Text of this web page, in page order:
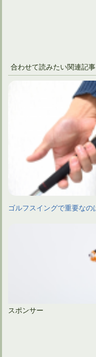
合わせて読みたい関連記事
ゴルフスイングで重要な
スポンサー